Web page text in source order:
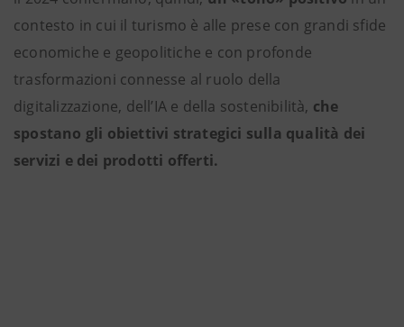
contesto in cui il turismo è alle prese con grandi sfide
economiche e geopolitiche e con profonde
trasformazioni connesse al ruolo della
digitalizzazione, dell’IA e della sostenibilità, che
spostano gli obiettivi strategici sulla qualità dei
servizi e dei prodotti offerti.